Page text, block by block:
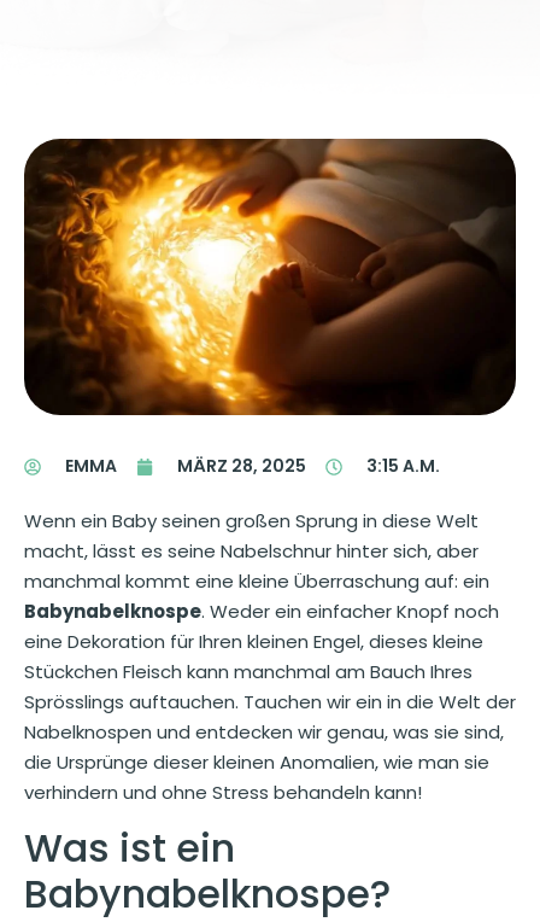
EMMA MÄRZ 28, 2025 3:15 A.M.
Wenn ein Baby seinen großen Sprung in diese Welt
macht, lässt es seine Nabelschnur hinter sich, aber
manchmal kommt eine kleine Überraschung auf: ein
Babynabelknospe. Weder ein einfacher Knopf noch
eine Dekoration für Ihren kleinen Engel, dieses kleine
Stückchen Fleisch kann manchmal am Bauch Ihres
Sprösslings auftauchen. Tauchen wir ein in die Welt der
Nabelknospen und entdecken wir genau, was sie sind,
die Ursprünge dieser kleinen Anomalien, wie man sie
verhindern und ohne Stress behandeln kann!
Was ist ein
Babynabelknospe?